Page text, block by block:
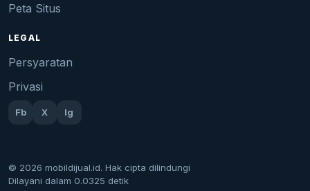
Peta Situs
LEGAL
Persyaratan
Privasi
Fb X Ig
© 2026 mobildijual.id. Hak cipta dilindungi
Dilayani dalam 0.0325 detik